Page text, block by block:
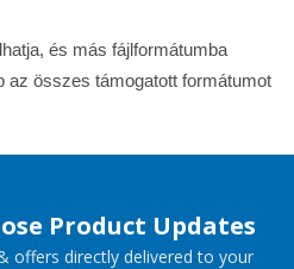
és más fájlformátumba
az összes támogatott formátumot
Product Updates
offers directly delivered to your